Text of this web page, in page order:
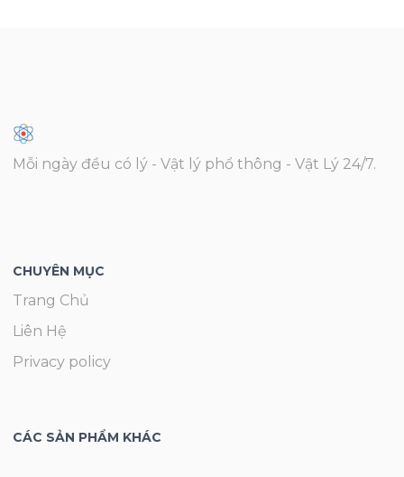
Mỗi ngày đều có lý - Vật lý phổ thông - Vật Lý 24/7.
CHUYÊN MỤC
Trang Chủ
Liên Hệ
Privacy policy
CÁC SẢN PHẨM KHÁC